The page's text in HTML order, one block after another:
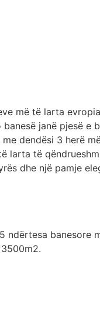
më të larta
janë pjesë
dendësi 3 herë
larta të
dhe një pamje
ndërtesa banesore